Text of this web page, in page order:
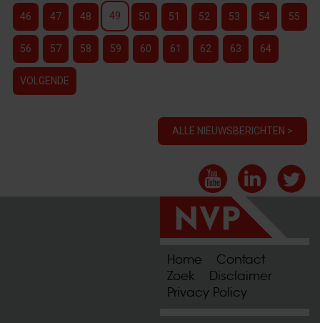
46 47 48 49 50 51 52 53 54 55
56 57 58 59 60 61 62 63 64
VOLGENDE
ALLE NIEUWSBERICHTEN >
Home
Contact
Zoek
Disclaimer
Privacy Policy